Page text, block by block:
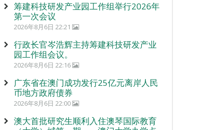
筹建科技研发产业园工作组举行2026年
第一次会议
2026年8月6日 22:21
行政长官岑浩辉主持筹建科技研发产业
园工作组会议。
2026年8月6日 22:16
广东省在澳门成功发行25亿元离岸人民
币地方政府债券
2026年8月6日 22:00
澳大首批研究生顺利入住澳琴国际教育